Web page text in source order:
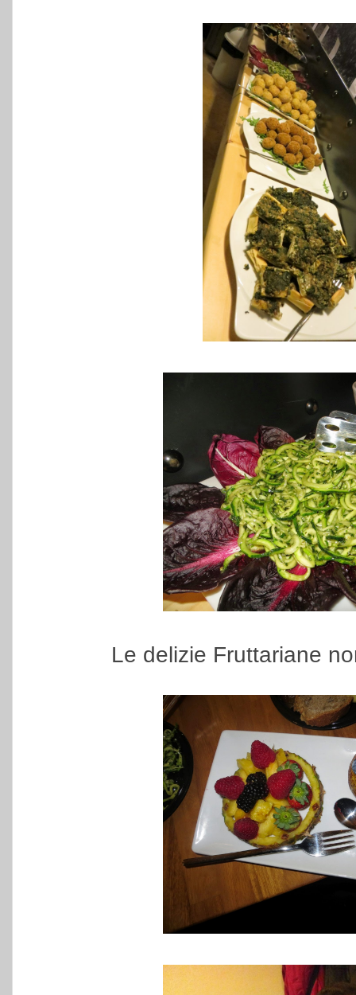
Le delizie Fruttariane